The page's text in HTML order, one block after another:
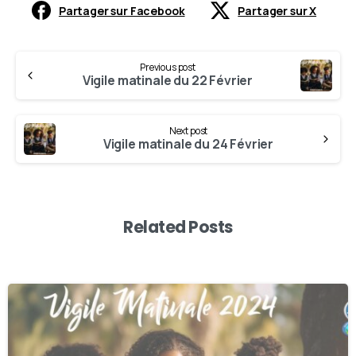
Partager sur Facebook Partager sur X
Previous post
Vigile matinale du 22 Février
Next post
Vigile matinale du 24 Février
Related Posts